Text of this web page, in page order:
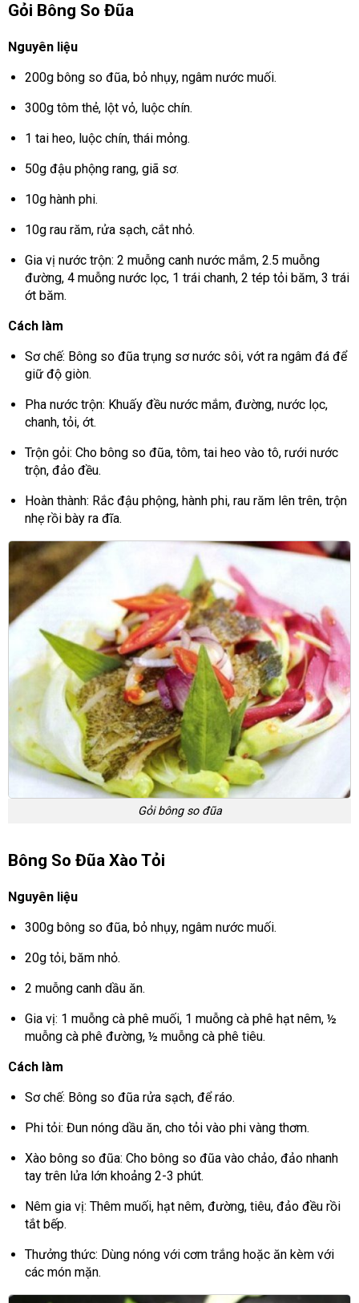
Gỏi Bông So Đũa
Nguyên liệu
200g bông so đũa, bỏ nhụy, ngâm nước muối.
300g tôm thẻ, lột vỏ, luộc chín.
1 tai heo, luộc chín, thái mỏng.
50g đậu phộng rang, giã sơ.
10g hành phi.
10g rau răm, rửa sạch, cắt nhỏ.
Gia vị nước trộn: 2 muỗng canh nước mắm, 2.5 muỗng
đường, 4 muỗng nước lọc, 1 trái chanh, 2 tép tỏi băm, 3 trái
ớt băm.
Cách làm
Sơ chế: Bông so đũa trụng sơ nước sôi, vớt ra ngâm đá để
giữ độ giòn.
Pha nước trộn: Khuấy đều nước mắm, đường, nước lọc,
chanh, tỏi, ớt.
Trộn gỏi: Cho bông so đũa, tôm, tai heo vào tô, rưới nước
trộn, đảo đều.
Hoàn thành: Rắc đậu phộng, hành phi, rau răm lên trên, trộn
nhẹ rồi bày ra đĩa.
Gỏi bông so đũa
Bông So Đũa Xào Tỏi
Nguyên liệu
300g bông so đũa, bỏ nhụy, ngâm nước muối.
20g tỏi, băm nhỏ.
2 muỗng canh dầu ăn.
Gia vị: 1 muỗng cà phê muối, 1 muỗng cà phê hạt nêm, ½
muỗng cà phê đường, ½ muỗng cà phê tiêu.
Cách làm
Sơ chế: Bông so đũa rửa sạch, để ráo.
Phi tỏi: Đun nóng dầu ăn, cho tỏi vào phi vàng thơm.
Xào bông so đũa: Cho bông so đũa vào chảo, đảo nhanh
tay trên lửa lớn khoảng 2-3 phút.
Nêm gia vị: Thêm muối, hạt nêm, đường, tiêu, đảo đều rồi
tắt bếp.
Thưởng thức: Dùng nóng với cơm trắng hoặc ăn kèm với
các món mặn.